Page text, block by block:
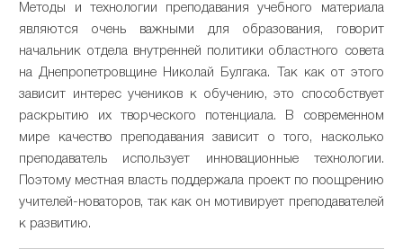
Методы и технологии преподавания учебного материала
являются очень важными для образования, говорит
начальник отдела внутренней политики областного совета
на Днепропетровщине Николай Булгака. Так как от этого
зависит интерес учеников к обучению, это способствует
раскрытию их творческого потенциала. В современном
мире качество преподавания зависит о того, насколько
преподаватель использует инновационные технологии.
Поэтому местная власть поддержала проект по поощрению
учителей-новаторов, так как он мотивирует преподавателей
к развитию.